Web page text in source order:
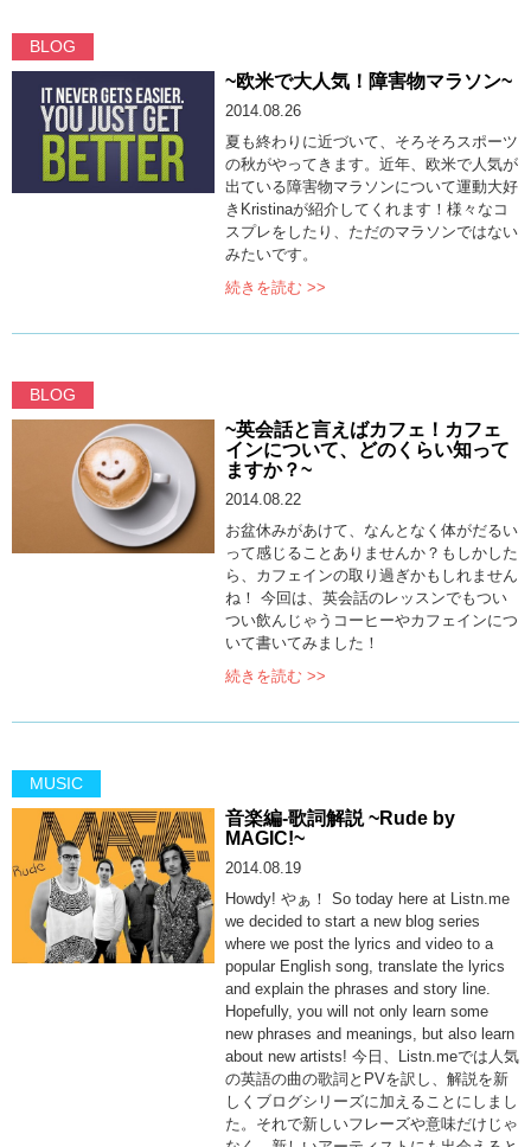
BLOG
~欧米で大人気！障害物マラソン~
2014.08.26
夏も終わりに近づいて、そろそろスポーツ
の秋がやってきます。近年、欧米で人気が
出ている障害物マラソンについて運動大好
きKristinaが紹介してくれます！様々なコ
スプレをしたり、ただのマラソンではない
みたいです。
続きを読む >>
BLOG
~英会話と言えばカフェ！カフェ
インについて、どのくらい知って
ますか？~
2014.08.22
お盆休みがあけて、なんとなく体がだるい
って感じることありませんか？もしかした
ら、カフェインの取り過ぎかもしれません
ね！ 今回は、英会話のレッスンでもつい
つい飲んじゃうコーヒーやカフェインにつ
いて書いてみました！
続きを読む >>
MUSIC
音楽編-歌詞解説 ~Rude by
MAGIC!~
2014.08.19
Howdy! やぁ！ So today here at Listn.me
we decided to start a new blog series
where we post the lyrics and video to a
popular English song, translate the lyrics
and explain the phrases and story line.
Hopefully, you will not only learn some
new phrases and meanings, but also learn
about new artists! 今日、Listn.meでは人気
の英語の曲の歌詞とPVを訳し、解説を新
しくブログシリーズに加えることにしまし
た。それで新しいフレーズや意味だけじゃ